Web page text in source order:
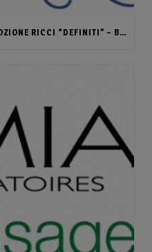
LOZIONE RICCI “MORBIDI” E LOZIONE RICCI “DEFINITI” – BIOFFICINA TOSCANA